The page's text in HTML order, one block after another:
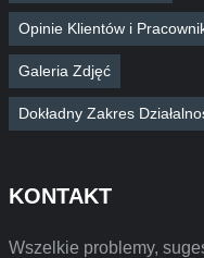
Opinie Klientów i
Galeria Zdjęć
Dokładny Zakres
KONTAKT
Wszelkie problemy,